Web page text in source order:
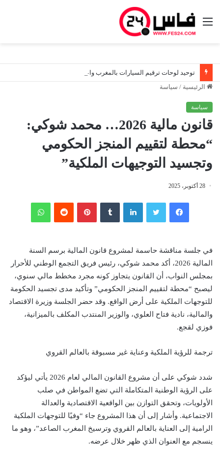
القائمة
الرئيسية / سياسة
سياسة
قانون مالية 2026… محمد شوكي:
“محطة لتقييم المنجز الحكومي
وتجسيد التوجيهات الملكية”
28 أكتوبر، 2025
فيسبوك لينكدإن بينتيريست
في جلسة مناقشة حاسمة لمشروع قانون المالية برسم السنة
المالية 2026، أكد محمد شوكي، رئيس فريق التجمع الوطني للأحرار
بمجلس النواب، أن القانون يتجاوز كونه مجرد مخطط مالي سنوي،
ليصبح “محطة لتقييم المنجز الحكومي” وتأكيد مدى تجسيد الحكومة
للتوجهات الملكية على أرض الواقع. وقد حضر الجلسة وزيرة الاقتصاد
والمالية، نادية فتاح العلوي، والوزير المنتدب المكلف بالميزانية،
فوزي لقجع.
ترجمة للرؤية الملكية وعناية غير مسبوقة بالعالم القروي
شدد شوكي على أن مشروع القانون المالي لعام 2026 يأتي ليؤكد
على الرؤية الوطنية المتكاملة التي تضع المواطن في صلب
الأولويات، وتحقق التوازن بين الواقعية الاقتصادية والعدالة
الاجتماعية. وأشار إلى أن هذا المشروع جاء “وفيًا للتوجهات الملكية
الرامية إلى العناية بالعالم القروي وترسيخ المغرب الصاعد”، وهو ما
ينسجم مع العنوان الذي ظهر خلال عرضه.